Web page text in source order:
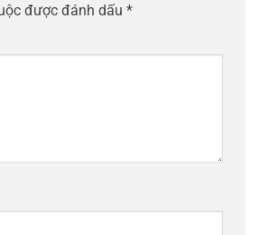
được đánh dấu *